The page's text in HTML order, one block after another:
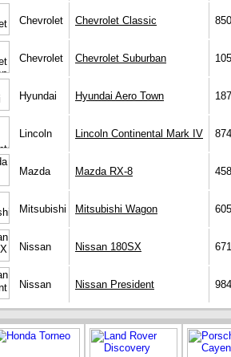
Chevrolet Chevrolet Classic
Chevrolet Chevrolet Suburban
Hyundai Hyundai Aero Town
Lincoln Lincoln Continental Mark IV
Mazda Mazda RX-8
Mitsubishi Mitsubishi Wagon
Nissan Nissan 180SX
Nissan Nissan President